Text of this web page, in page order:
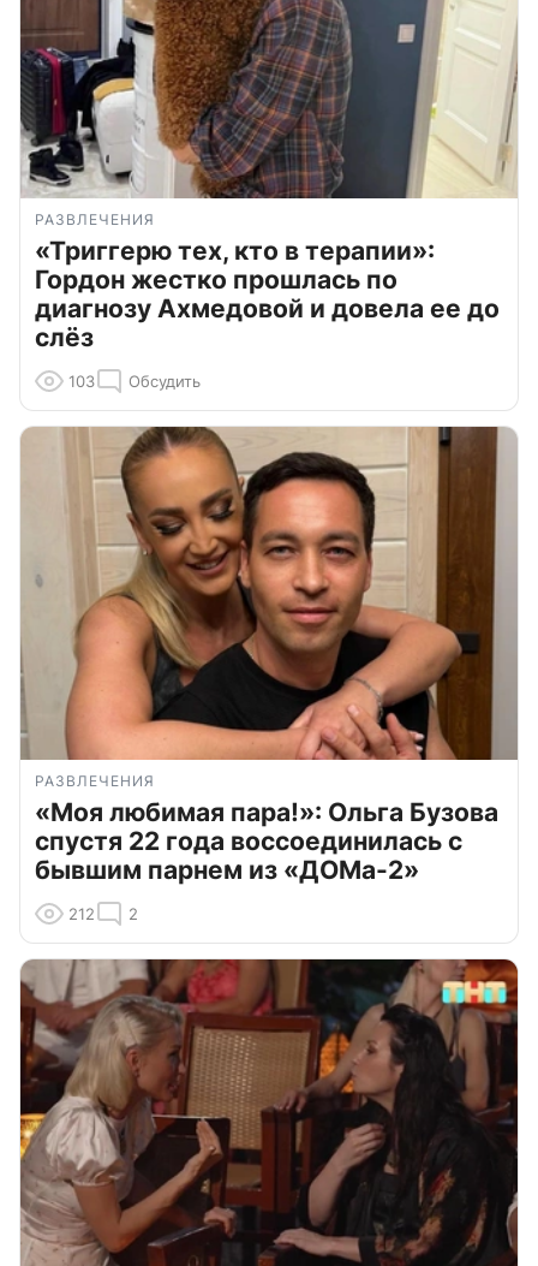
РАЗВЛЕЧЕНИЯ
«Триггерю тех, кто в терапии»:
Гордон жестко прошлась по
диагнозу Ахмедовой и довела ее до
слёз
103 Обсудить
РАЗВЛЕЧЕНИЯ
«Моя любимая пара!»: Ольга Бузова
спустя 22 года воссоединилась с
бывшим парнем из «ДОМа-2»
212 2